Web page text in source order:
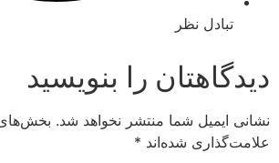
نظر
را بنویسید
شما منتشر نخواهد شد. بخش‌های موردنیاز
شده‌اند*